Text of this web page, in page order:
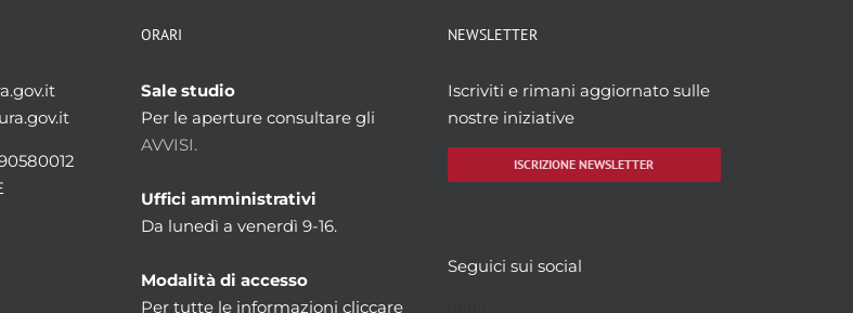
ORARI
Sale studio
Per le aperture consultare gli
AVVISI.
Uffici amministrativi
Da lunedì a venerdì 9-16.
Modalità di accesso
Per tutte le informazioni cliccare
NEWSLETTER
Iscriviti e rimani aggiornato sulle
nostre iniziative
ISCRIZIONE NEWSLETTER
Seguici sui social